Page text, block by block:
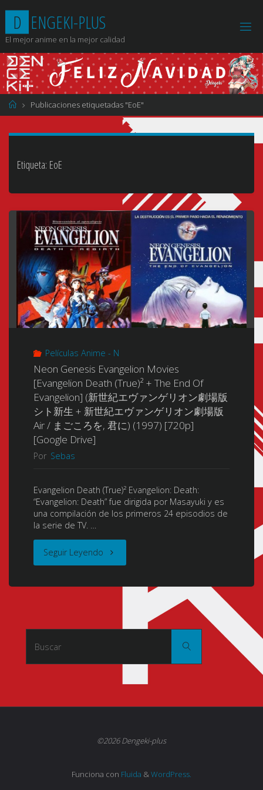
contenido
D ENGEKI-PLUS
El mejor anime en la mejor calidad
Página
de
Publicaciones etiquetadas "EoE"
Etiqueta: EoE
Películas Anime - N
Neon Genesis Evangelion Movies
[Evangelion Death (True)² + The End Of
Evangelion] (新世紀エヴァンゲリオン劇場版
シト新生 + 新世紀エヴァンゲリオン劇場版
Air / まごころを, 君に) (1997) [720p]
[Google Drive]
Por Sebas
Evangelion Death (True)² Evangelion: Death:
“Evangelion: Death” fue dirigida por Masayuki y es
una compilación de los primeros 24 episodios de
la serie de TV. …
Seguir Leyendo "Neon
Movies
End
Buscar:
Buscar
©2026 Dengeki-plus
Funciona con Fluida &WordPress.